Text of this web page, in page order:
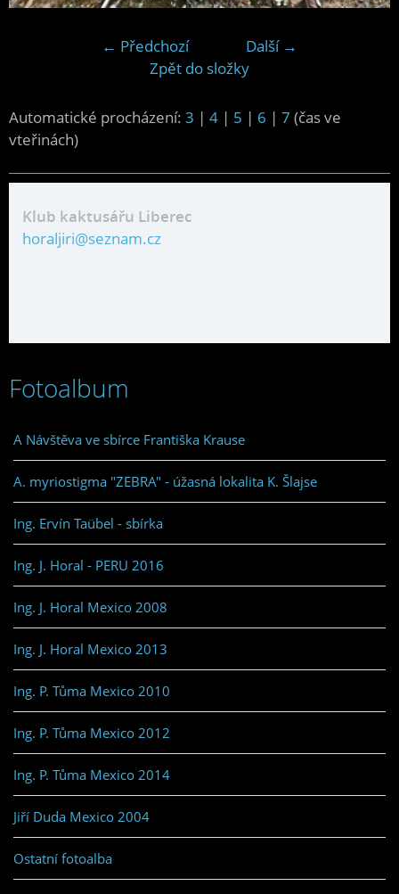
← Předchozí
Další →
Zpět do složky
Automatické procházení: 3 | 4 | 5 | 6 | 7 (čas ve
vteřinách)
Klub kaktusářu Liberec
horaljiri@seznam.cz
Fotoalbum
A Návštěva ve sbírce Františka Krause
A. myriostigma "ZEBRA" - úžasná lokalita K. Šlajse
Ing. Ervín Taübel - sbírka
Ing. J. Horal - PERU 2016
Ing. J. Horal Mexico 2008
Ing. J. Horal Mexico 2013
Ing. P. Tůma Mexico 2010
Ing. P. Tůma Mexico 2012
Ing. P. Tůma Mexico 2014
Jiří Duda Mexico 2004
Ostatní fotoalba